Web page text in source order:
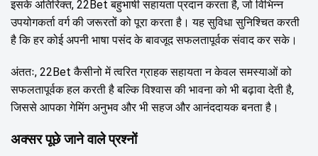
इसके अतिरिक्त, 22Bet बहुभाषी सहायता प्रदान करता है, जो विभिन्न
उपयोगकर्ता वर्ग की जरूरतों को पूरा करता है। यह सुविधा सुनिश्चित करती
है कि हर कोई अपनी भाषा पसंद के बावजूद सफलतापूर्वक संवाद कर सके।
अंततः, 22Bet कैसीनो में त्वरित ग्राहक सहायता न केवल समस्याओं को
सफलतापूर्वक हल करती है बल्कि विश्वास की भावना को भी बढ़ावा देती है,
जिससे आपका गेमिंग अनुभव और भी सहज और आनंददायक बनता है।
अक्सर पूछे जाने वाले प्रश्नों